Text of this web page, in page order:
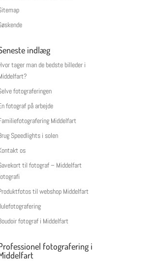
indlæg
tager man de bedste billeder i
fotograferingen
fotograf på arbejde
Middelfart
Speedlights i solen
os
til fotograf – Middelfart
til webshop Middelfart
fotograf i Middelfart
fotografering i